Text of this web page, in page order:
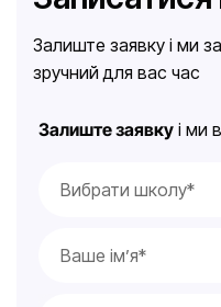
Залиште заявку і ми
зручний для вас час
Залиште заявку і ми